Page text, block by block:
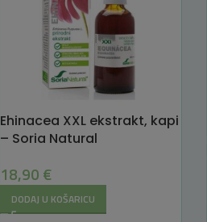
Ehinacea XXL ekstrakt, kapi
– Soria Natural
18,90 €
DODAJ U KOŠARICU